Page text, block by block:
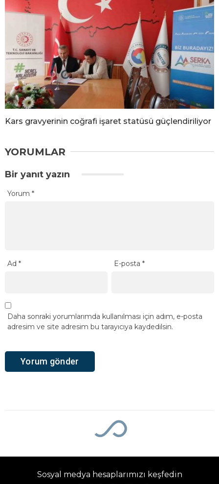
Kars gravyerinin coğrafi işaret statüsü güçlendiriliyor
YORUMLAR
Bir yanıt yazın
Yorum *
Ad * E-posta*
Daha sonraki yorumlarımda kullanılması için adım, e-posta
adresim ve site adresim bu tarayıcıya kaydedilsin.
Mersin’de incir
hasadı başladı